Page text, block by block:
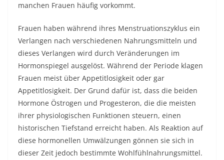
manchen Frauen häufig vorkommt.
Frauen haben während ihres Menstruationszyklus ein
Verlangen nach verschiedenen Nahrungsmitteln und
dieses Verlangen wird durch Veränderungen im
Hormonspiegel ausgelöst. Während der Periode klagen
Frauen meist über Appetitlosigkeit oder gar
Appetitlosigkeit. Der Grund dafür ist, dass die beiden
Hormone Östrogen und Progesteron, die die meisten
ihrer physiologischen Funktionen steuern, einen
historischen Tiefstand erreicht haben. Als Reaktion auf
diese hormonellen Umwälzungen gönnen sie sich in
dieser Zeit jedoch bestimmte Wohlfühlnahrungsmittel.